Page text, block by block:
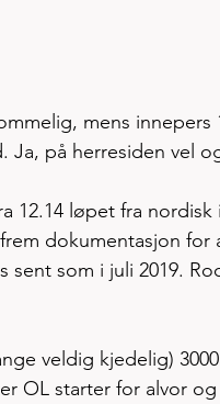
mens
Ja, på herresiden vel
12.14 løpet fra
frem dokumentasjon
sent som i juli 2019.
veldig kjedelig)
OL starter for alvor